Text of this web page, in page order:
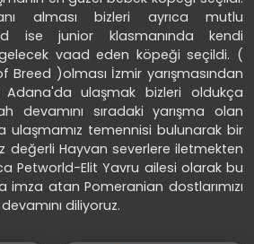
alması bizleri ayrıca mutlu
ise junior klasmanında kendi
vaad eden köpeği seçildi. (
Breed )olması İzmir yarışmasından
Adana'da ulaşmak bizleri oldukça
devamını sıradaki yarışma olan
ulaşmamız temennisi bulunarak bir
değerli Hayvan severlere iletmekten
Petworld-Elit Yavru ailesi olarak bu
imza atan Pomeranian dostlarımızı
diliyoruz.